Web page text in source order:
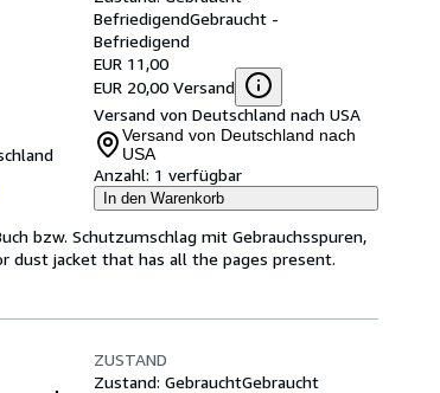
BefriedigendGebraucht -
Befriedigend
EUR 11,00
EUR 20,00 Versand
Versand von Deutschland nach USA
Versand von Deutschland nach
USA
Anzahl: 1 verfügbar
In den Warenkorb
bzw. Schutzumschlag mit Gebrauchsspuren,
dust jacket that has all the pages present.
ZUSTAND
Zustand: GebrauchtGebraucht